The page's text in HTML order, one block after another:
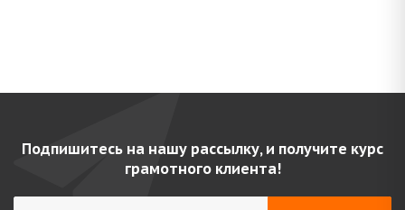
Подпишитесь на нашу рассылку, и получите курс
грамотного клиента!